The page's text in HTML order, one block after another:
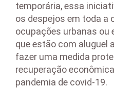
temporária, essa
os despejos em toda a
ocupações urbanas ou
que estão com aluguel
fazer uma medida
recuperação
pandemia de covid-19.